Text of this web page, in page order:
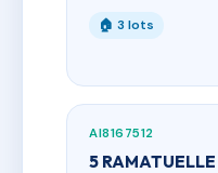
🏠 3 lots
AI8167512
5 RAMATUELLE